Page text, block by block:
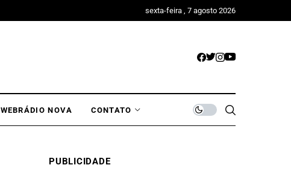
sexta-feira , 7 agosto 2026
WEBRÁDIO NOVA CONTATO
PUBLICIDADE